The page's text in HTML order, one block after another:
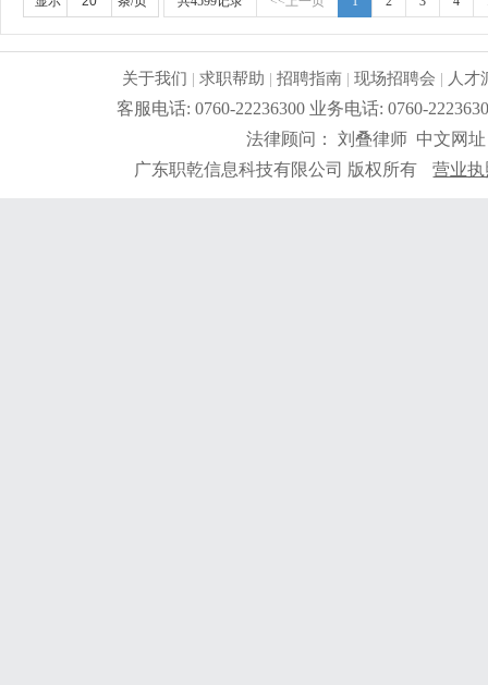
成品包装安全的检验和验证。综合待遇5500-6500元/月
关于我们 |求职帮助 |招聘指南 |现场招聘会 | 人才
客服电话: 0760-22236300 业务电话: 0760-
法律顾问： 刘叠律师 中文网
广东职乾信息科技有限公司 版权所有
营业